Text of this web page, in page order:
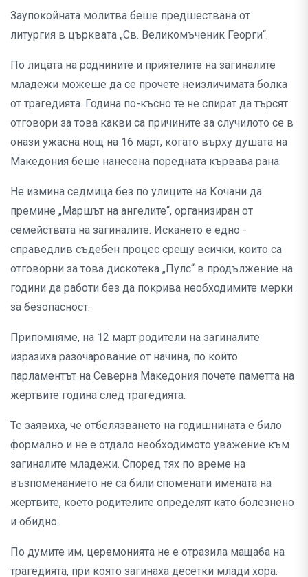
Заупокойната молитва беше предшествана от
литургия в църквата „Св. Великомъченик Георги“.
По лицата на роднините и приятелите на загиналите
младежи можеше да се прочете неизличимата болка
от трагедията. Година по-късно те не спират да търсят
отговори за това какви са причините за случилото се в
онази ужасна нощ на 16 март, когато върху душата на
Македония беше нанесена поредната кървава рана.
Не измина седмица без по улиците на Кочани да
премине „Маршът на ангелите“, организиран от
семействата на загиналите. Искането е едно -
справедлив съдебен процес срещу всички, които са
отговорни за това дискотека „Пулс“ в продължение на
години да работи без да покрива необходимите мерки
за безопасност.
Припомняме, на 12 март родители на загиналите
изразиха разочарование от начина, по който
парламентът на Северна Македония почете паметта на
жертвите година след трагедията.
Те заявиха, че отбелязването на годишнината е било
формално и не е отдало необходимото уважение към
загиналите младежи. Според тях по време на
възпоменанието не са били споменати имената на
жертвите, което родителите определят като болезнено
и обидно.
По думите им, церемонията не е отразила мащаба на
трагедията, при която загинаха десетки млади хора.